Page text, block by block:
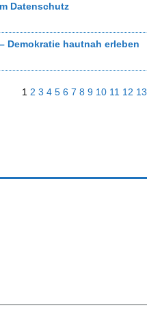
Datenschutz
Demokratie hautnah erleben
1 2 3 4 5 6 7 8 9 10 11 12 13